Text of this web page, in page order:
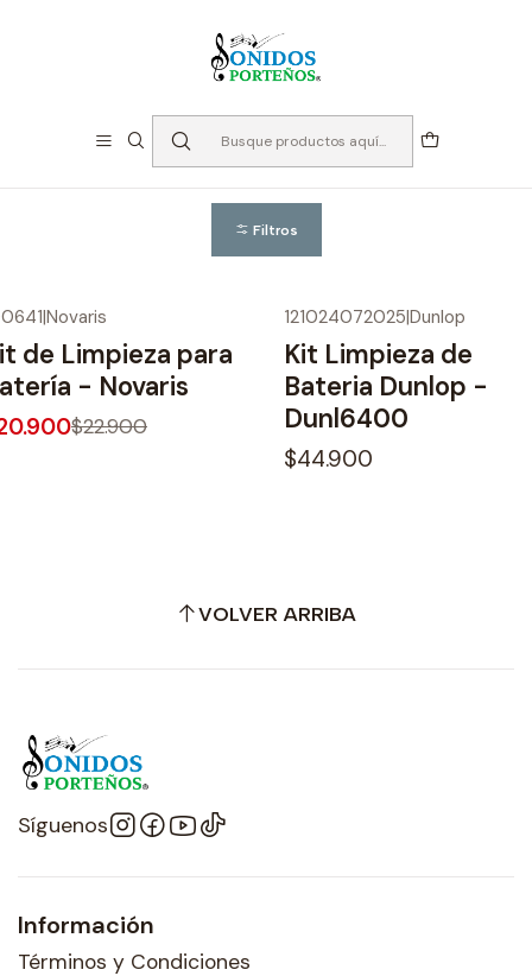
Instrumentos de Percusión
Kit De Limpieza
Filtros
OFF
|Novaris
de Limpieza para
- Novaris
$22.900
121024072025|Dunlop
Kit Limpieza de
Bateria Dunlop -
Dunl6400
$44.900
VOLVER ARRIBA
Síguenos
Información
Términos y Condiciones